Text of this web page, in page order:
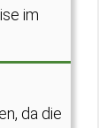
im
da die